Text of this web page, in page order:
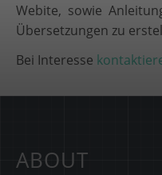
Webite, sowie
Übersetzungen zu
Bei Interesse
ABOUT